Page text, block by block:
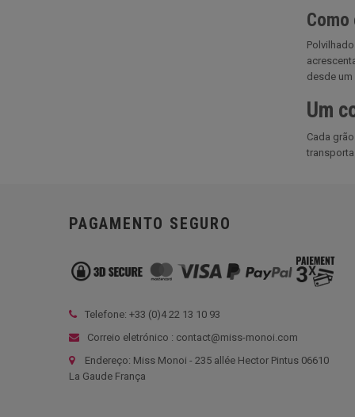
Como
desde
Um
Cada
PAGAMENTO SEGURO
Telefone: +33 (0)4 22 13 10 93
Correio eletrónico : contact@miss-monoi.com
Endereço: Miss Monoi - 235 allée Hector Pintus 06610
La Gaude França